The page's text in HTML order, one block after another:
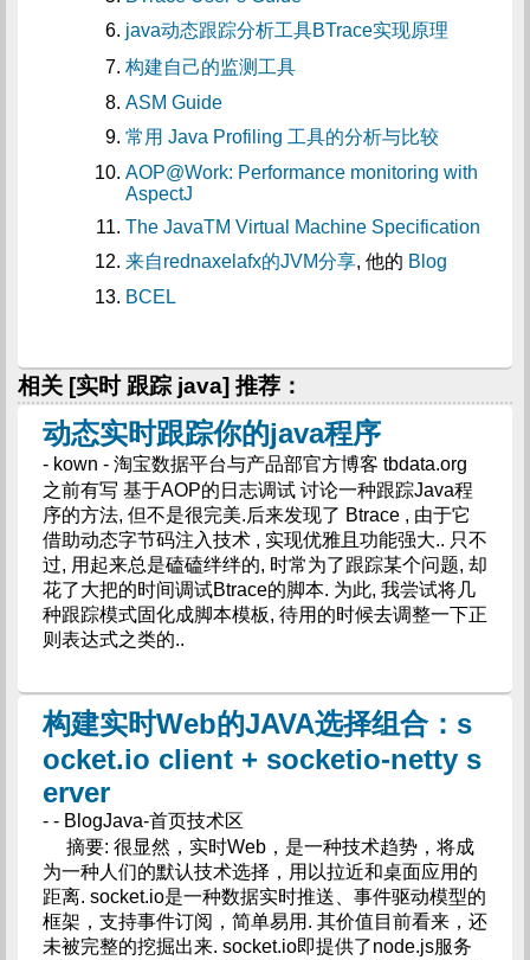
java动态跟踪分析工具BTrace实现原理
构建自己的监测工具
ASM Guide
常用 Java Profiling 工具的分析与比较
AOP@Work: Performance monitoring with
AspectJ
The JavaTM Virtual Machine Specification
来自rednaxelafx的JVM分享, 他的 Blog
BCEL
相关 [实时 跟踪 java] 推荐：
动态实时跟踪你的java程序
- kown - 淘宝数据平台与产品部官方博客 tbdata.org
之前有写 基于AOP的日志调试 讨论一种跟踪Java程
序的方法, 但不是很完美.后来发现了 Btrace , 由于它
借助动态字节码注入技术 , 实现优雅且功能强大.. 只不
过, 用起来总是磕磕绊绊的, 时常为了跟踪某个问题, 却
花了大把的时间调试Btrace的脚本. 为此, 我尝试将几
种跟踪模式固化成脚本模板, 待用的时候去调整一下正
则表达式之类的..
构建实时Web的JAVA选择组合：s
ocket.io client + socketio-netty s
erver
- - BlogJava-首页技术区
摘要: 很显然，实时Web，是一种技术趋势，将成
为一种人们的默认技术选择，用以拉近和桌面应用的
距离. socket.io是一种数据实时推送、事件驱动模型的
框架，支持事件订阅，简单易用. 其价值目前看来，还
未被完整的挖掘出来. socket.io即提供了node.js服务